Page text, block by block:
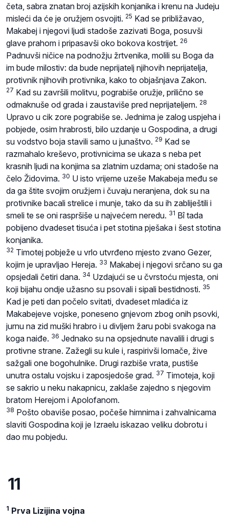
četa, sabra znatan broj azijskih konjanika i krenu na Judeju
misleći da će je oružjem osvojiti. 25 Kad se približavao,
Makabej i njegovi ljudi stadoše zazivati Boga, posuvši
glave prahom i pripasavši oko bokova kostrijet. 26
Padnuvši ničice na podnožju žrtvenika, molili su Boga da
im bude milostiv: da bude neprijatelj njihovih neprijatelja,
protivnik njihovih protivnika, kako to objašnjava Zakon.
27 Kad su završili molitvu, pograbiše oružje, prilično se
odmaknuše od grada i zaustaviše pred neprijateljem. 28
Upravo u cik zore pograbiše se. Jednima je zalog uspjeha i
pobjede, osim hrabrosti, bilo uzdanje u Gospodina, a drugi
su vodstvo boja stavili samo u junaštvo. 29 Kad se
razmahalo kreševo, protivnicima se ukaza s neba pet
krasnih ljudi na konjima sa zlatnim uzdama; oni stadoše na
čelo Židovima. 30 U isto vrijeme uzeše Makabeja među se
da ga štite svojim oružjem i čuvaju neranjena, dok su na
protivnike bacali strelice i munje, tako da su ih zabliještili i
smeli te se oni raspršiše u najvećem neredu. 31 Bî tada
pobijeno dvadeset tisuća i pet stotina pješaka i šest stotina
konjanika.
32 Timotej pobježe u vrlo utvrđeno mjesto zvano Gezer,
kojim je upravljao Hereja. 33 Makabej i njegovi srčano su ga
opsjedali četiri dana. 34 Uzdajući se u čvrstoću mjesta, oni
koji bijahu ondje užasno su psovali i sipali bestidnosti. 35
Kad je peti dan počelo svitati, dvadeset mladića iz
Makabejeve vojske, poneseno gnjevom zbog onih psovki,
jurnu na zid muški hrabro i u divljem žaru pobi svakoga na
koga naiđe. 36 Jednako su na opsjednute navalili i drugi s
protivne strane. Zažegli su kule i, raspirivši lomače, žive
sažgali one bogohulnike. Drugi razbiše vrata, pustiše
unutra ostalu vojsku i zaposjedoše grad. 37 Timoteja, koji
se sakrio u neku nakapnicu, zaklaše zajedno s njegovim
bratom Herejom i Apolofanom.
38 Pošto obaviše posao, počeše himnima i zahvalnicama
slaviti Gospodina koji je Izraelu iskazao veliku dobrotu i
dao mu pobjedu.
11
1 Prva Lizijina vojna